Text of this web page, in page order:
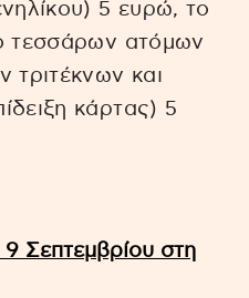
5 ευρώ, το
τεσσάρων ατόμων
τριτέκνων και
κάρτας) 5
Σεπτεμβρίου στη